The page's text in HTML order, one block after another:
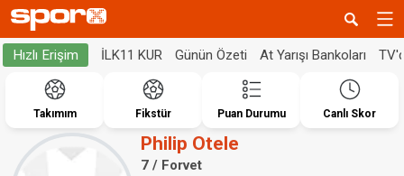
Hızlı Erişim İLK11 KUR Günün Özeti At Yarışı Bankoları
Takımım Fikstür Puan Durumu Canlı Skor
Philip Otele
7 / Forvet